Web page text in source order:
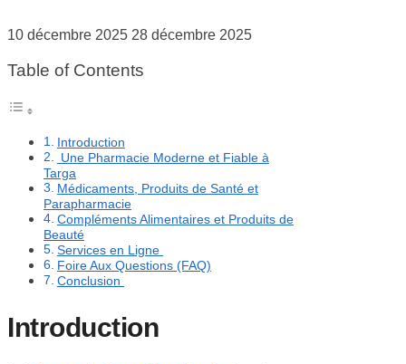
10 décembre 2025 28 décembre 2025
Table of Contents
Introduction
Une Pharmacie Moderne et Fiable à
Targa
Médicaments, Produits de Santé et
Parapharmacie
Compléments Alimentaires et Produits de
Beauté
Services en Ligne
Foire Aux Questions (FAQ)
Conclusion
Introduction